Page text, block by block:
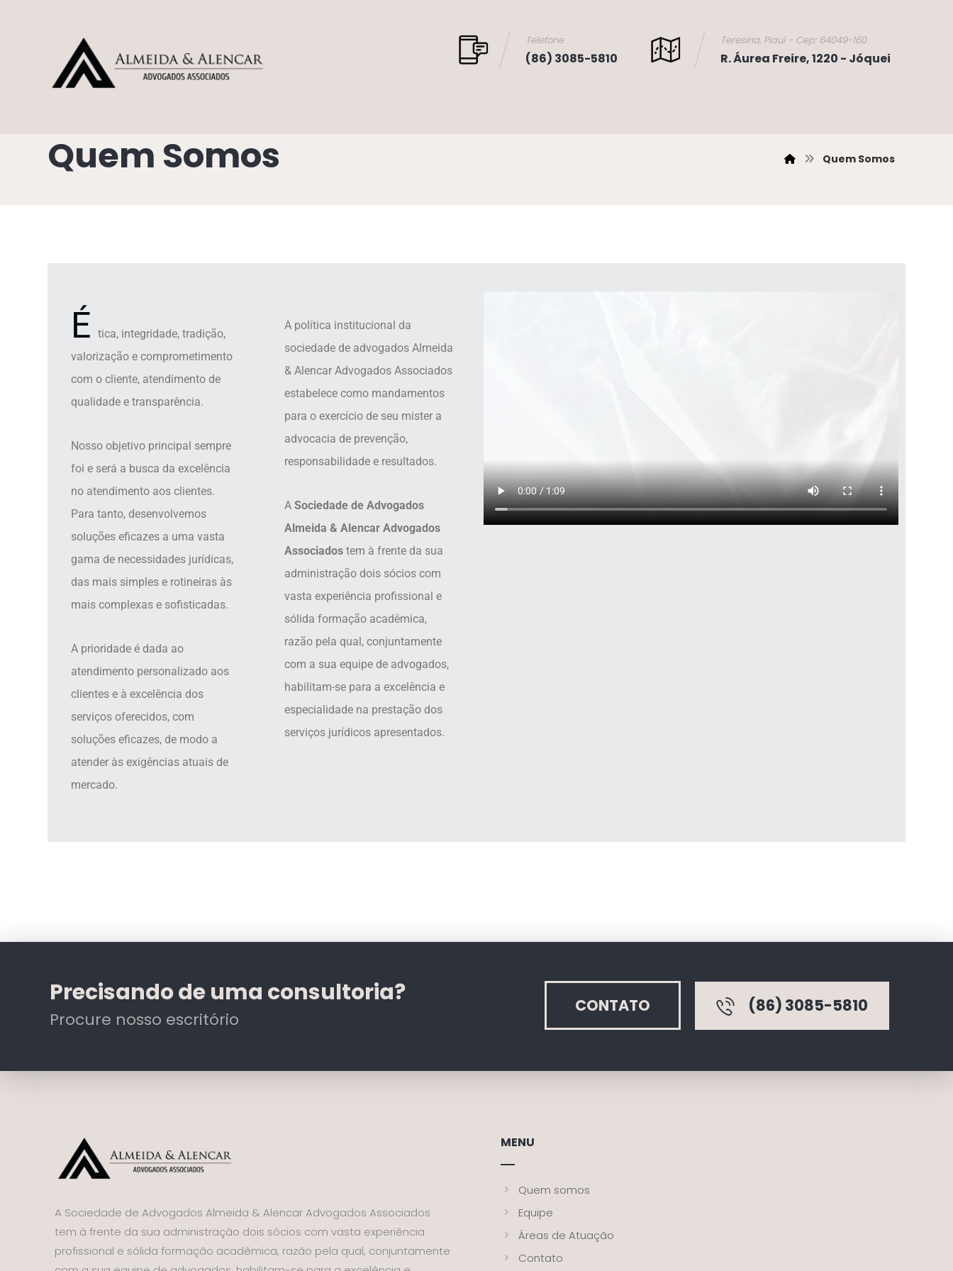
Teresina, Piauí - Cep: 64049-160
R. Áurea Freire, 1220 - Jóquei
Telefone
(86) 3085-5810
Quem Somos Quem Somos
É tica, integridade, tradição,
valorização e comprometimento
com o cliente, atendimento de
qualidade e transparência.
Nosso objetivo principal sempre
foi e será a busca da excelência
no atendimento aos clientes.
Para tanto, desenvolvemos
soluções eficazes a uma vasta
gama de necessidades jurídicas,
das mais simples e rotineiras às
mais complexas e sofisticadas.
A prioridade é dada ao
atendimento personalizado aos
clientes e à excelência dos
serviços oferecidos, com
soluções eficazes, de modo a
atender às exigências atuais de
mercado.
A política institucional da
sociedade de advogados Almeida
& Alencar Advogados Associados
estabelece como mandamentos
para o exercício de seu mister a
advocacia de prevenção,
responsabilidade e resultados.
A Sociedade de Advogados
Almeida & Alencar Advogados
Associadostem à frente da sua
administração dois sócios com
vasta experiência profissional e
sólida formação acadêmica,
razão pela qual, conjuntamente
com a sua equipe de advogados,
habilitam-se para a excelência e
especialidade na prestação dos
serviços jurídicos apresentados.
Precisando de uma consultoria?
Procure nosso escritório
CONTATO (86) 3085-5810
A Sociedade de Advogados Almeida & Alencar Advogados Associados
tem à frente da sua administração dois sócios com vasta experiência
profissional e sólida formação acadêmica, razão pela qual, conjuntamente
MENU
Quem somos
Equipe
Áreas de Atuação
Contato